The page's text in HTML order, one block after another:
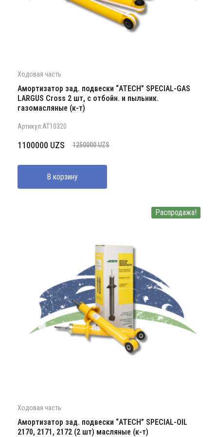
Ходовая часть
Амортизатор зад. подвески “ATECH” SPECIAL-GAS
LARGUS Cross 2 шт, с отбойн. и пыльник.
газомасляные (к-т)
Артикул:AT10320
1250000UZS
Первоначальная
составляла
1250000 UZS.
1100000 UZS
Текущая
1100000 UZS.
В корзину
Распродажа!
Ходовая часть
Амортизатор зад. подвески “ATECH” SPECIAL-OIL
2170, 2171, 2172 (2 шт) масляные (к-т)